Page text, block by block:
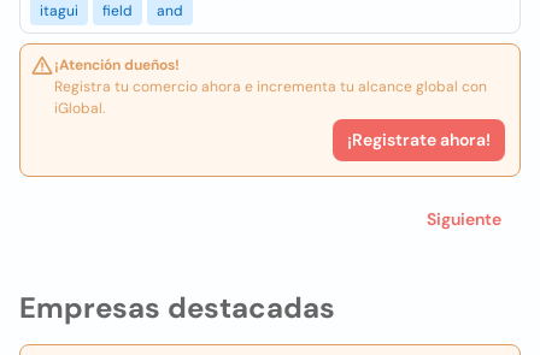
Empresas destacadas
itagui
field and
¡Atención dueños!
Registra tu comercio ahora e incrementa tu alcance global con
iGlobal.
¡Registrate ahora!
Siguiente